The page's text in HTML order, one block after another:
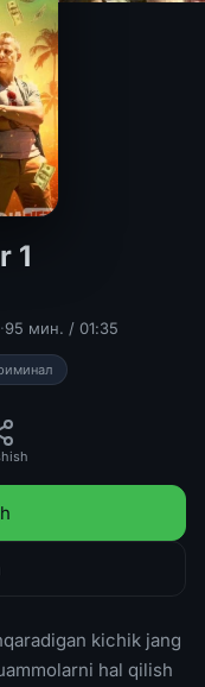
1
Uzbek
95 мин. / 01:35
kichik jang
hal qilish